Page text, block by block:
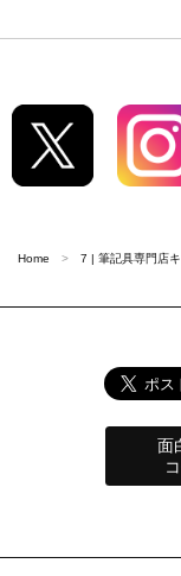
Home 7 | 筆記具専門店
面